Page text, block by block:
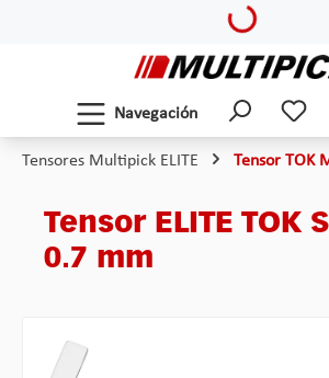
Loading...
Navegación
Tensores Multipick ELITE Tensor TOK
Tensor ELITE TOK
0.7 mm
Omitir galería de imágenes